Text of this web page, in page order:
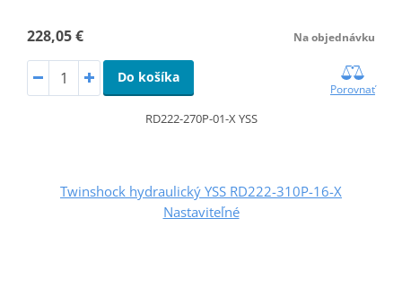
228,05 € Na objednávku
Do košíka
Porovnať
RD222-270P-01-X YSS
Twinshock hydraulický YSS RD222-310P-16-X
Nastaviteľné